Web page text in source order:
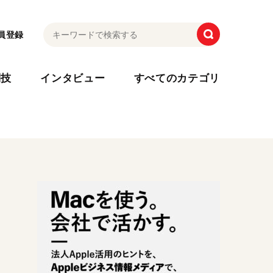
登録
インタビュー すべてのカテゴリ